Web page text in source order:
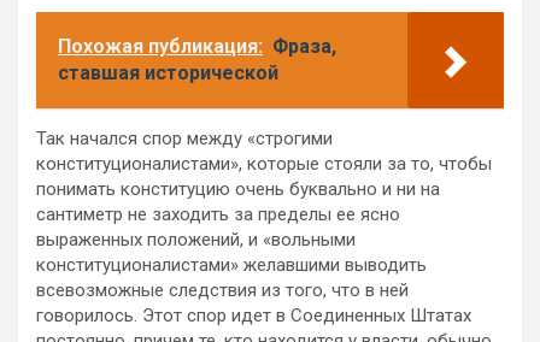
Похожая публикация: Фраза,
ставшая исторической
Так начался спор между «строгими
конституционалистами», которые стояли за то, чтобы
понимать конституцию очень буквально и ни на
сантиметр не заходить за пределы ее ясно
выраженных положений, и «вольными
конституционалистами» желавшими выводить
всевозможные следствия из того, что в ней
говорилось. Этот спор идет в Соединенных Штатах